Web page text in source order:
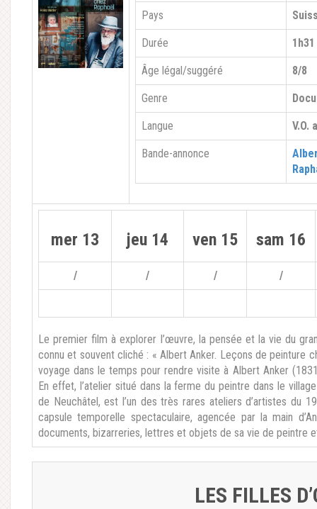
Pays
Durée 1h31
Âge légal/suggéré 8/8
Genre
Langue V.O.
Bande-annonce
mer 13 jeu 14 ven 15 sam 16
/ / / /
Le premier film à explorer l’œuvre, la pensée et la vie du
connu et souvent cliché : « Albert Anker. Leçons de peinture
voyage dans le temps pour rendre visite à Albert Anker
En effet, l’atelier situé dans la ferme du peintre dans le
de Neuchâtel, est l’un des très rares ateliers d’artistes du
capsule temporelle spectaculaire, agencée par la main
documents, bizarreries, lettres et objets de sa vie de peintre
LES FILLES